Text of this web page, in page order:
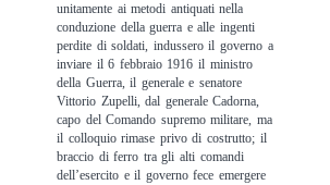
unitamente ai metodi antiquati nella
conduzione della guerra e alle ingenti
perdite di soldati, indussero il governo a
inviare il 6 febbraio 1916 il ministro
della Guerra, il generale e senatore
Vittorio Zupelli, dal generale Cadorna,
capo del Comando supremo militare, ma
il colloquio rimase privo di costrutto; il
braccio di ferro tra gli alti comandi
dell’esercito e il governo fece emergere